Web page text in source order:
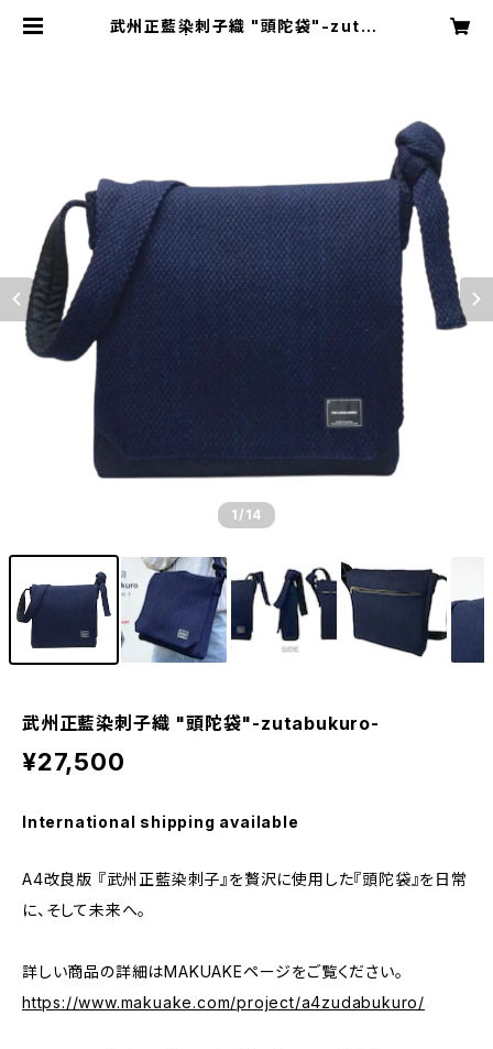
武州正藍染刺子織 "頭陀袋"-zutab
1 /14
武州正藍染刺子織 "頭陀袋"-zutabukuro-
¥27,500
International shipping available
A4改良版 『武州正藍染刺子』を贅沢に使用した『頭陀袋』を日常
に、そして未来へ。
詳しい商品の詳細はMAKUAKEページをご覧ください。
https://www.makuake.com/project/a4zudabukuro/